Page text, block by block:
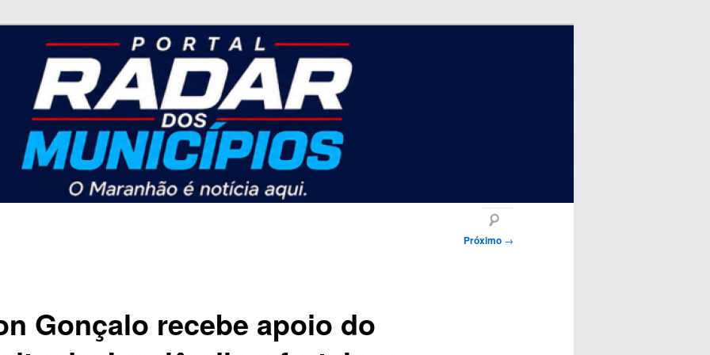
Próximo →
Gonçalo recebe apoio do